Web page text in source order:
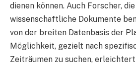
dienen können. Auch Forscher,
wissenschaftliche Dokumente
von der breiten Datenbasis der
Möglichkeit, gezielt nach
Zeiträumen zu suchen,